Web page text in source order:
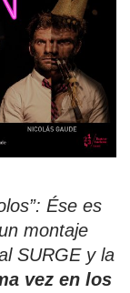
Ése es
montaje
SURGE y la
vez en los